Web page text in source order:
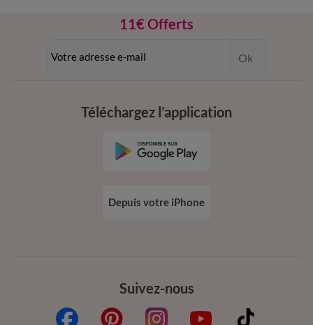
11€ Offerts
dès 20€ d’achat
Ok
Suivez-nous
Téléchargez l’application
Depuis votre iPhone